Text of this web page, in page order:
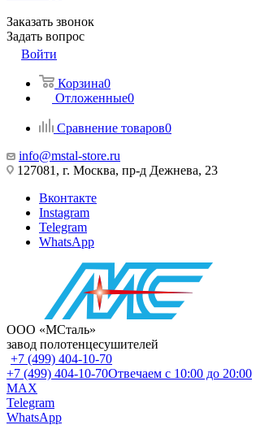
Заказать звонок
Задать вопрос
Войти
Корзина0
Отложенные0
Сравнение товаров0
info@mstal-store.ru
127081, г. Москва, пр-д Дежнева, 23
Вконтакте
Instagram
Telegram
WhatsApp
ООО «МСталь»
завод полотенцесушителей
+7 (499) 404-10-70
+7 (499) 404-10-70Отвечаем с 10:00 до 20:00
MAX
Telegram
WhatsApp